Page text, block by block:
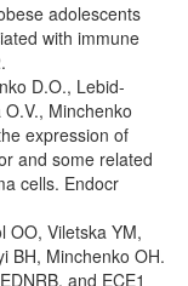
adolescents
with immune
D.O., Lebid-
Minchenko
expression of
and some related
cells. Endocr
OO, Viletska YM,
BH, Minchenko OH.
and ECE1